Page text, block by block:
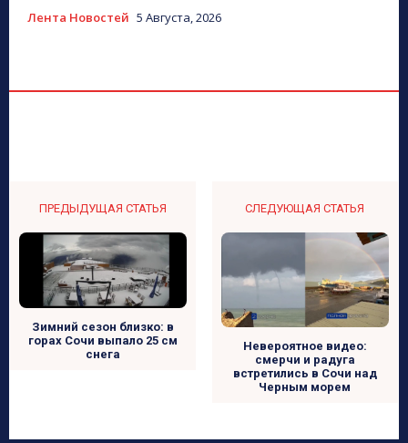
Лента Новостей 5 Августа, 2026
ПРЕДЫДУЩАЯ СТАТЬЯ
Зимний сезон близко: в
горах Сочи выпало 25 см
снега
СЛЕДУЮЩАЯ СТАТЬЯ
Невероятное видео:
смерчи и радуга
встретились в Сочи над
Черным морем